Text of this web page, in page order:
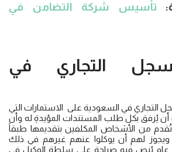
تأسيس شركة التضامن في
التجاري في
التجاري في السعودية على الاستمارات التي
يُرفق بكل طلب المستندات المؤيدةِ له وأن
من الأشخاص المكلفين بتقديمها طبقاً
ويجوز لهم أن يوكلوا عنهم غيرهم في ذلك
يُنص فيه صراحة على سلطة الوكيل في